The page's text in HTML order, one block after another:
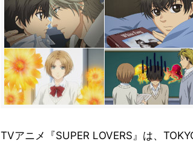
TVアニメ『SUPER LOVERS』は、